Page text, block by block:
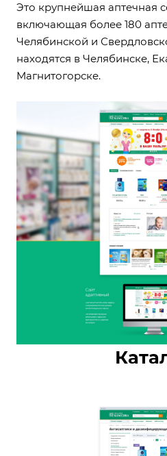
Это крупнейшая аптечная
включающая более 180
Челябинской и
находятся в Челябинске,
Магнитогорске.